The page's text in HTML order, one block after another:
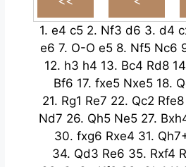
1. e4 c5 2. Nf3 d6 3. d4
e6 7. O-O e5 8. Nf5 Nc6
12. h3 h4 13. Bc4 Rd8
Bf6 17. fxe5 Nxe5 18.
21. Rg1 Re7 22. Qc2 Rfe8
Nd7 26. Qh5 Ne5 27.
30. fxg6 Rxe4 31.
34. Qd3 Re6 35. Rxf4